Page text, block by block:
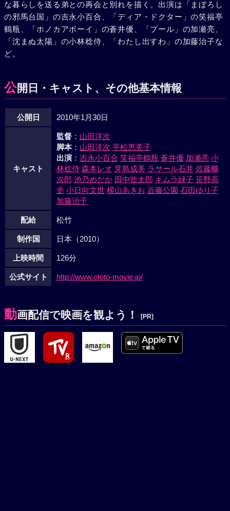
出すと全額を手渡す。ほどなく、鉄郎が東京に現れた。吟子
の様子から全てを察した鉄郎は言い訳をするが、その不誠実
な言動に、吟子は鉄郎との絶縁を言い渡す。それ以来、鉄郎
の消息はぷっつりと途絶えてしまった。穏やかな日々が過
ぎ、高野家では鉄郎のことが話題に上がることもなくなって
んな中、鉄郎が救急車で病院に運ばれたという連絡が入る。
吟子は急遽大阪に向かうが、鉄郎の身体中にガンが転移、余
な暮らしを送る弟との再会と別れを描く。出演は「まぼろし
の邪馬台国」の吉永小百合、「ディア・ドクター」の笑福亭
鶴瓶、「ホノカアボーイ」の蒼井優、「プール」の加瀬亮、
「沈まぬ太陽」の小林稔侍、「わたし出すわ」の加藤治子な
ど。
公開日・キャスト、その他基本情報
公開日 2010年1月30日
キャスト
監督： 山田洋次
脚本： 山田洋次 平松恵美子
出演： 吉永小百合 笑福亭鶴瓶 蒼井優 加瀬亮 小
林稔侍 森本レオ 芽島成美 ラサール石井 佐藤蛾
次郎 池乃めだか 田中壮太郎 キムラ緑子 笹野高
史 小日向文世 横山あきお 近藤公園 石田ゆり子
加藤治子
配給 松竹
制作国 日本（2010）
上映時間 126分
公式サイト http://www.ototo-movie.jp/
動画配信で映画を観よう！ [PR]